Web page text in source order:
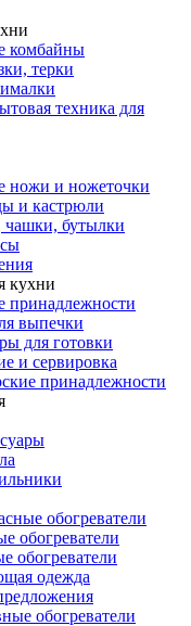
комбайны
терки
техника для
ножи и ножеточки
и кастрюли
бутылки
кухни
принадлежности
выпечки
для готовки
и сервировка
принадлежности
обогреватели
обогреватели
обогреватели
одежда
обогреватели